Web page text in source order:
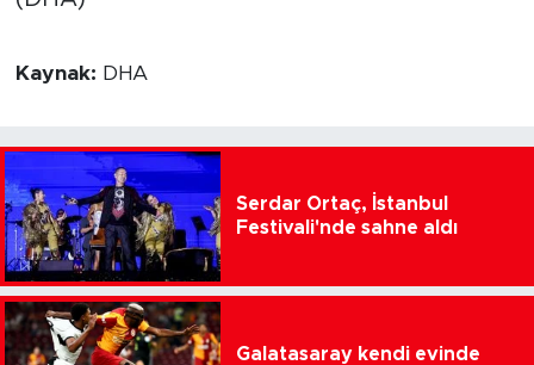
Kaynak: DHA
Serdar Ortaç, İstanbul
Festivali'nde sahne aldı
Galatasaray kendi evinde